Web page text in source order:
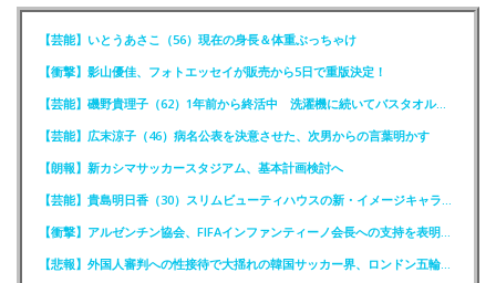
【芸能】いとうあさこ（56）現在の身長＆体重ぶっちゃけ
【衝撃】影山優佳、フォトエッセイが販売から5日で重版決定！
【芸能】磯野貴理子（62）1年前から終活中 洗濯機に続いてバスタオルも処分
【芸能】広末涼子（46）病名公表を決意させた、次男からの言葉明かす
【朗報】新カシマサッカースタジアム、基本計画検討へ
【芸能】貴島明日香（30）スリムビューティハウスの新・イメージキャラクター就任！
【衝撃】アルゼンチン協会、FIFAインファンティーノ会長への支持を表明ｗｗｗｗ
【悲報】外国人審判への性接待で大揺れの韓国サッカー界、ロンドン五輪メダル剝奪か